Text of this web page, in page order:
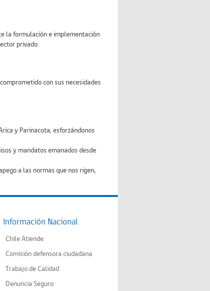
la formulación e implementación
privado.
con sus necesidades
y Parinacota, esforzándonos
y mandatos emanados desde
a las normas que nos rigen,
Información Nacional
Chile Atiende
Comisión defensora ciudadana
Trabajo de Calidad
Denuncia Seguro